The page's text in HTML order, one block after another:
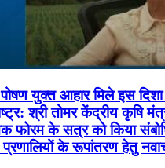
पोषण युक्त आहार मिले इस
श्री तोमर केंद्रीय कृषि
फोरम के सत्र को किया
के रूपांतरण हेतु